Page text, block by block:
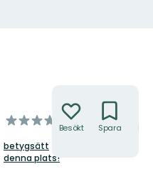
av
stjärnor
betygsätt
denna plats!
Besökt Spara